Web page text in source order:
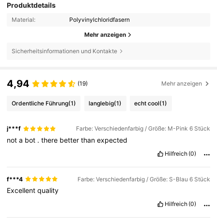
Produktdetails
Material: Polyvinylchloridfasern
Mehr anzeigen
Sicherheitsinformationen und Kontakte
4,94 (19) Mehr anzeigen
Ordentliche Führung(1) langlebig(1) echt cool(1)
j***f Farbe: Verschiedenfarbig / Größe: M-Pink 6 Stück
nota bot .there betterthanexpected
Hilfreich (0)
f***4 Farbe: Verschiedenfarbig / Größe: S-Blau 6 Stück
Excellentquality
Hilfreich (0)